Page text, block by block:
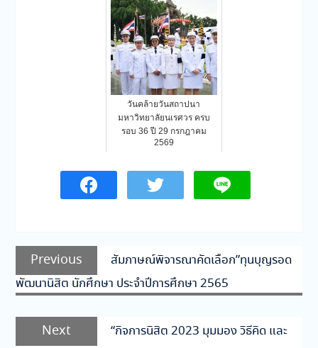
วันคล้ายวันสถาปนา
มหาวิทยาลัยนเรศวร ครบ
รอบ 36 ปี 29 กรกฎาคม
2569
แนะแนว
เรื่อง
Previous
Previous
post:
สัมภาษณ์พิจารณาคัดเลือก”ทุนบุญรอด
พัฒนานิสิต นักศึกษา ประจำปีการศึกษา 2565
Next
Next
post:
“กิจการนิสิต 2023 มุมมอง วิธีคิด และ